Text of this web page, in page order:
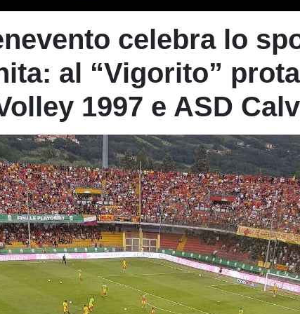
celebra lo
al “Vigorito”
1997 e ASD